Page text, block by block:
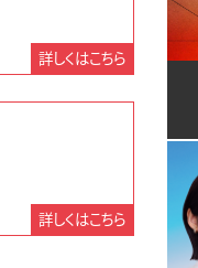
詳しくはこちら
詳しくはこちら